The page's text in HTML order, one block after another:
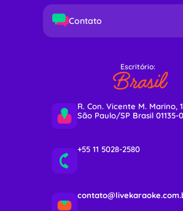
Contato
Escritório:
Brasil
R. Con. Vicente M. Marino,
São Paulo/SP Brasil 01135-
+55 11 5028-2580